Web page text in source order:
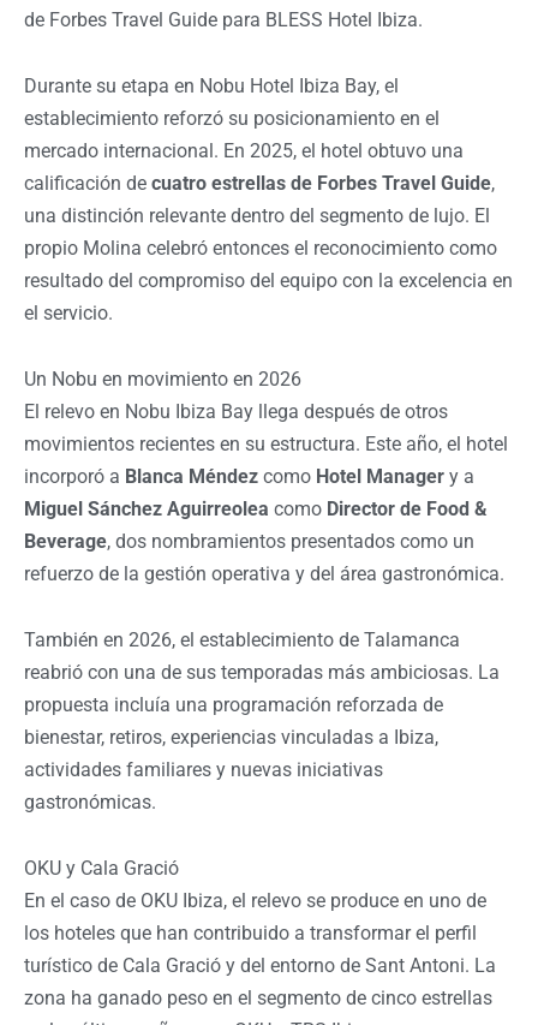
de Forbes Travel Guide para BLESS Hotel Ibiza.
Durante su etapa en Nobu Hotel Ibiza Bay, el
establecimiento reforzó su posicionamiento en el
mercado internacional. En 2025, el hotel obtuvo una
calificación de cuatro estrellas de Forbes Travel Guide,
una distinción relevante dentro del segmento de lujo. El
propio Molina celebró entonces el reconocimiento como
resultado del compromiso del equipo con la excelencia en
el servicio.
Un Nobu en movimiento en 2026
El relevo en Nobu Ibiza Bay llega después de otros
movimientos recientes en su estructura. Este año, el hotel
incorporó a Blanca Méndez como Hotel Manager y a
Miguel Sánchez Aguirreolea como Director de Food &
Beverage, dos nombramientos presentados como un
refuerzo de la gestión operativa y del área gastronómica.
También en 2026, el establecimiento de Talamanca
reabrió con una de sus temporadas más ambiciosas. La
propuesta incluía una programación reforzada de
bienestar, retiros, experiencias vinculadas a Ibiza,
actividades familiares y nuevas iniciativas
gastronómicas.
OKU y Cala Gració
En el caso de OKU Ibiza, el relevo se produce en uno de
los hoteles que han contribuido a transformar el perfil
turístico de Cala Gració y del entorno de Sant Antoni. La
zona ha ganado peso en el segmento de cinco estrellas